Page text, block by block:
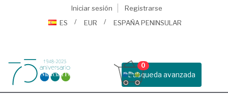
Iniciar sesión
Registrarse
ES
EUR ESPAÑA PENINSULAR
Busqueda avanzada
0